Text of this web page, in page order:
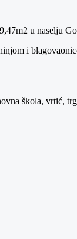
u naselju
i
škola, vrtić,